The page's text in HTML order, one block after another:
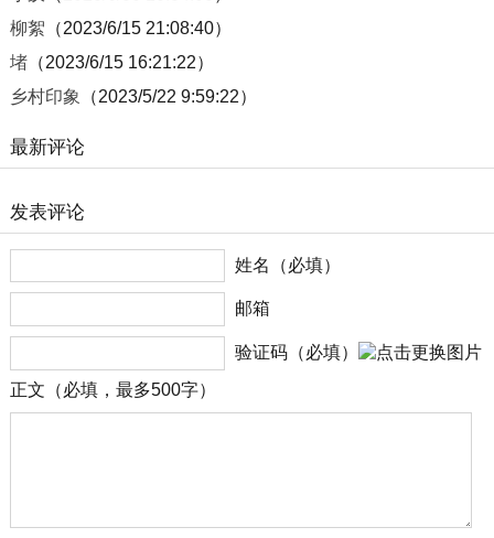
柳絮 （2023/6/15 21:08:40）
堵（2023/6/15 16:21:22）
乡村印象
（2023/5/22 9:59:22）
最新评论
发表评论
姓名（必填）
邮箱
验证码（必填）
正文（必填，最多500字）